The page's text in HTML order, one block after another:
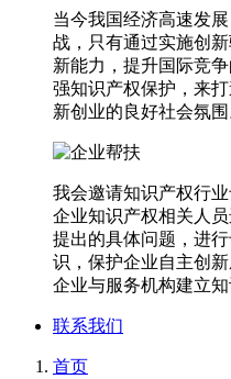
当今我国经济高速发
战，只有通过实施创
新能力，提升国际竞
强知识产权保护，来
新创业的良好社会氛
我会邀请知识产权行
企业知识产权相关人
提出的具体问题，进
识，保护企业自主创
企业与服务机构建立
联系我们
首页